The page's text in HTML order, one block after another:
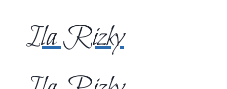
Ila Rizky